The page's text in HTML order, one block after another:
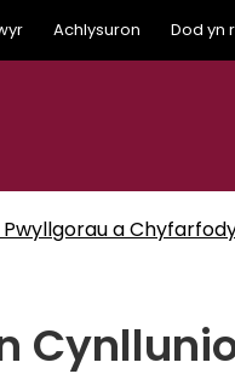
Achlysuron Dod yn
a